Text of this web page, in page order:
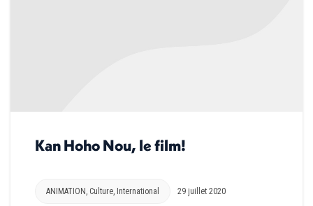
Kan Hoho Nou, le film!
ANIMATION , Culture, International 29 juillet 2020